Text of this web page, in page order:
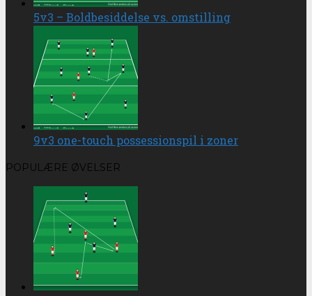
5v3 – Boldbesiddelse vs. omstilling
9v3 one-touch possessionspil i zoner
POPULÆRE ØVELSER